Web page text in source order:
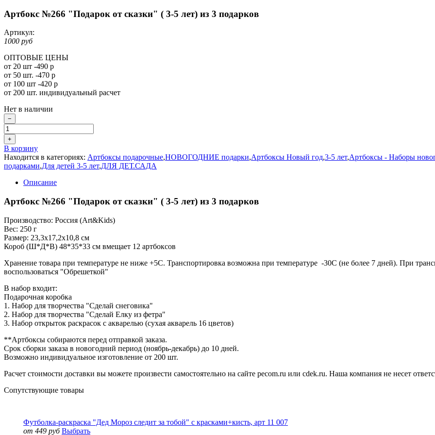
Артбокс №266 "Подарок от сказки" ( 3-5 лет) из 3 подарков
Артикул:
1000 руб
ОПТОВЫЕ ЦЕНЫ
от 20 шт -490 р
от 50 шт. -470 р
от 100 шт -420 р
от 200 шт. индивидуальный расчет
Нет в наличии
−
+
В корзину
Находится в категориях: Артбоксы подарочные,НОВОГОДНИЕ подарки,Артбоксы Новый год,3-5 лет,Артбоксы - Наборы
подарками,Для детей 3-5 лет,ДЛЯ ДЕТ.САДА
Описание
Артбокс №266 "Подарок от сказки" ( 3-5 лет) из 3 подарков
Производство: Россия (Art&Kids)
Вес: 250 г
Размер: 23,3х17,2х10,8 см
Короб (Ш*Д*В) 48*35*33 см вмещает 12 артбоксов
Хранение товара при температуре не ниже +5С. Транспортировка возможна при температуре -30С (не более 7 дней). При
воспользоваться "Обрешеткой"
В набор входит:
Подарочная коробка
1. Набор для творчества "Сделай снеговика"
2. Набор для творчества "Сделай Елку из фетра"
3. Набор открыток раскрасок с акварелью (сухая акварель 16 цветов)
**Артбоксы собираются перед отправкой заказа.
Срок сборки заказа в новогодний период (ноябрь-декабрь) до 10 дней.
Возможно индивидуальное изготовление от 200 шт.
Расчет стоимости доставки вы можете произвести самостоятельно на сайте pecom.ru или cdek.ru. Наша компания не несет
Сопутствующие товары
Футболка-раскраска "Дед Мороз следит за тобой" с красками+кисть, арт 11 007
от 449 руб Выбрать